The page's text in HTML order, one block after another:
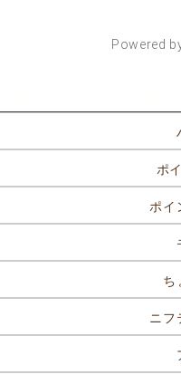
Powered
ポ
ポイ
ち
ニフ